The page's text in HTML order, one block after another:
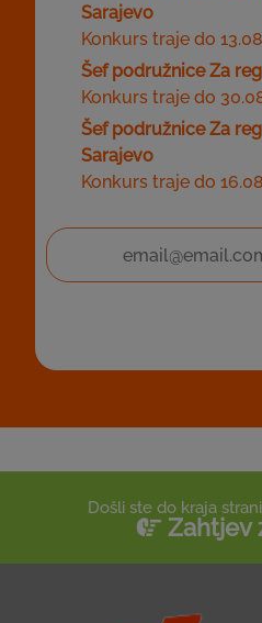
Sarajevo
Konkurs traje do
Šef podružnice Za
Konkurs traje do
Šef podružnice Za
Sarajevo
Konkurs traje do
Došli ste do kraja
Zahtjev